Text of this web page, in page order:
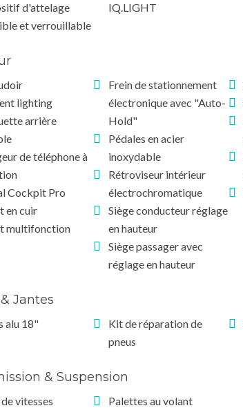
d'attelage
et verrouillable
IQ.LIGHT
lighting
arrière
de téléphone à
Cockpit Pro
en cuir
multifonction
Frein de stationnement
électronique avec "Auto-
Hold"
Pédales en acier
inoxydable
Rétroviseur intérieur
électrochromatique
Siège conducteur réglage
en hauteur
Siège passager avec
réglage en hauteur
Jantes
alu 18"
Kit de réparation de
pneus
& Suspension
vitesses
Palettes au volant